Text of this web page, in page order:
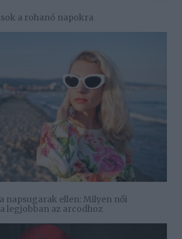
a rohanó napokra
napsugarak ellen: Milyen női
legjobban az arcodhoz